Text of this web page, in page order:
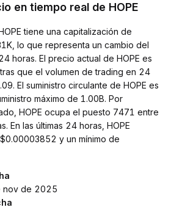
en tiempo real de HOPE
tiene una capitalización de
lo que representa un cambio del
horas. El precio actual de HOPE es
que el volumen de trading en 24
El suministro circulante de HOPE es
máximo de 1.00B. Por
HOPE ocupa el puesto 7471 entre
En las últimas 24 horas, HOPE
y un mínimo de
nov de 2025